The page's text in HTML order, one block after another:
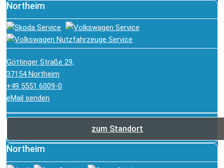
Northeim
Göttinger Straße 29,
37154 Northeim
+49 5551 6009-0
eMail senden
zum Standort
Northeim